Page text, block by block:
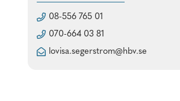
08-556 765 01
070-664 03 81
lovisa.segerstrom@hbv.se